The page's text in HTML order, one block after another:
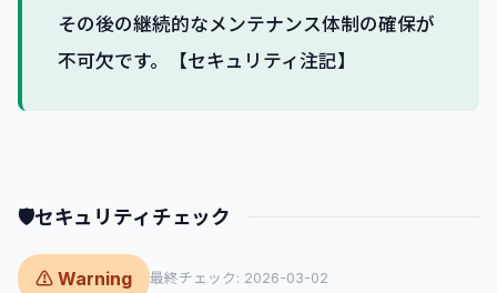
その後の継続的なメンテナンス体制の確保が
不可欠です。【セキュリティ注記】
🛡セキュリティチェック
⚠ Warning 最終チェック: 2026-03-02